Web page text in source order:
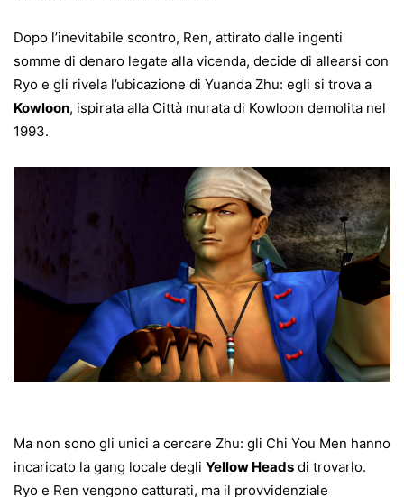
Dopo l’inevitabile scontro, Ren, attirato dalle ingenti
somme di denaro legate alla vicenda, decide di allearsi con
Ryo e gli rivela l’ubicazione di Yuanda Zhu: egli si trova a
Kowloon, ispirata alla Città murata di Kowloon demolita nel
1993.
Ma non sono gli unici a cercare Zhu: gli Chi You Men hanno
incaricato la gang locale degli Yellow Heads di trovarlo.
Ryo e Ren vengono catturati, ma il provvidenziale